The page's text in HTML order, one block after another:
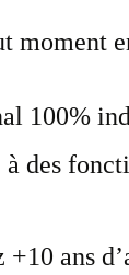
moment
100%
à des
ans